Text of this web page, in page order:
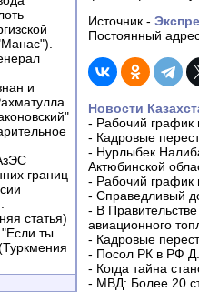
и
границ
статья)
ты
Источник -
Постоянный
Новости
- Рабочий график
- Кадровые
- Нурлыбек
Актюбинской
- Рабочий график
- Справедливый
- В
авиационного
- Кадровые
- Посол РК в РФ
- Когда тайна
- МВД: Более 20